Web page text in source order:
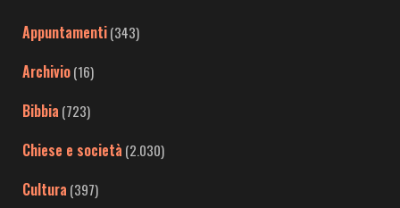
Appuntamenti(343)
Archivio(16)
Bibbia (723)
Chiese e società (2.030)
Cultura (397)